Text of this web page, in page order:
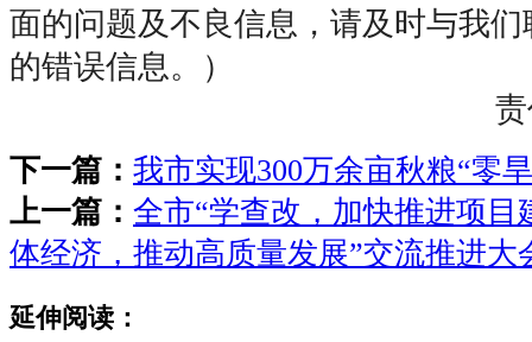
面的问题及不良信息，请及时与我
的错误信息。）
下一篇： 我市实现300万余亩秋粮“零
上一篇： 全市“学查改，加快推进项目
体经济，推动高质量发展”交流推进大
延伸阅读：